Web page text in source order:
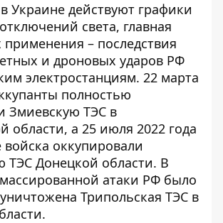
Украине действуют графики
света, главная
– последствия
и дроновых ударов РФ
электростанциям. 22 марта
полностью
Змиевскую ТЭС в
области, а 25 июля 2022 года
войска оккупировали
ТЭС Донецкой области. В
массированной атаки РФ было
уничтожена Трипольская ТЭС в
.